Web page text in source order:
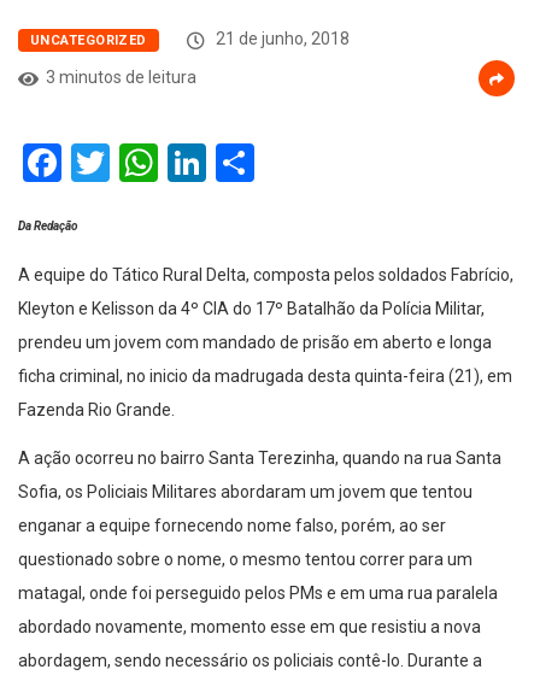
UNCATEGORIZED
21 de junho, 2018
3 minutos de leitura
Facebook
Twitter
WhatsApp
LinkedIn
Da Redação
A equipe do Tático Rural Delta, composta pelos soldados Fabrício,
Kleyton e Kelisson da 4º CIA do 17º Batalhão da Polícia Militar,
prendeu um jovem com mandado de prisão em aberto e longa
ficha criminal, no inicio da madrugada desta quinta-feira (21), em
Fazenda Rio Grande.
A ação ocorreu no bairro Santa Terezinha, quando na rua Santa
Sofia, os Policiais Militares abordaram um jovem que tentou
enganar a equipe fornecendo nome falso, porém, ao ser
questionado sobre o nome, o mesmo tentou correr para um
matagal, onde foi perseguido pelos PMs e em uma rua paralela
abordado novamente, momento esse em que resistiu a nova
abordagem, sendo necessário os policiais contê-lo. Durante a